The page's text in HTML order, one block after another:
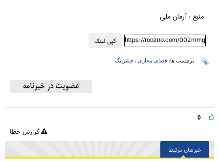
منبع : آرمان ملی
کپی لینک https://roozno.com/002mmg
برچسب ها: فضای مجازی ، فیلترینگ
0
گزارش خطا
خبرهای مرتبط